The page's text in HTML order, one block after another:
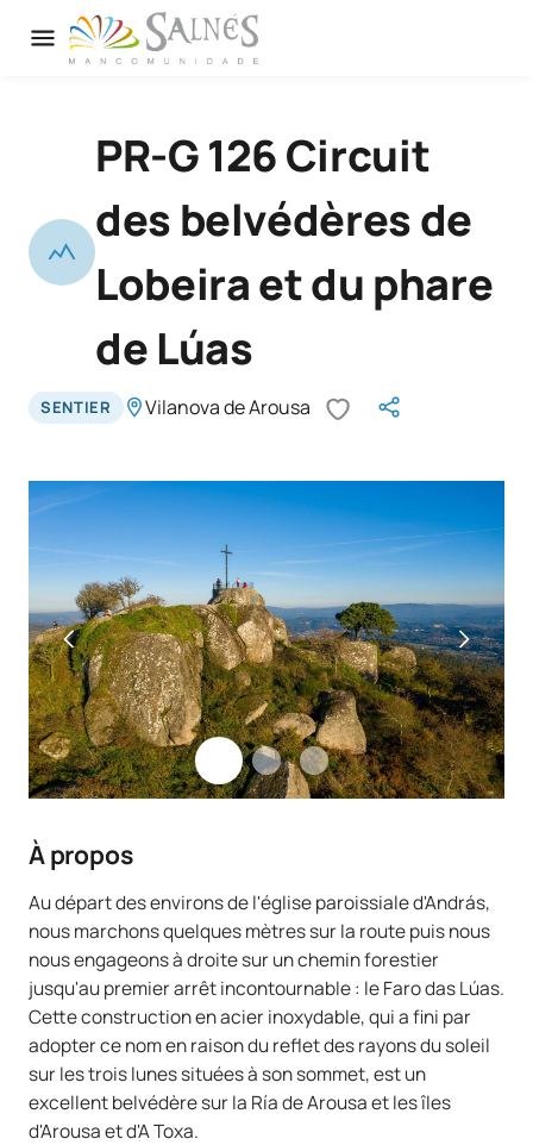
PR-G 126 Circuit
des belvédères de
Lobeira et du phare
de Lúas
SENTIER Vilanova de Arousa
À propos
Au départ des environs de l'église paroissiale d'András,
nous marchons quelques mètres sur la route puis nous
nous engageons à droite sur un chemin forestier
jusqu'au premier arrêt incontournable : le Faro das Lúas.
Cette construction en acier inoxydable, qui a fini par
adopter ce nom en raison du reflet des rayons du soleil
sur les trois lunes situées à son sommet, est un
excellent belvédère sur la Ría de Arousa et les îles
d'Arousa et d'A Toxa.